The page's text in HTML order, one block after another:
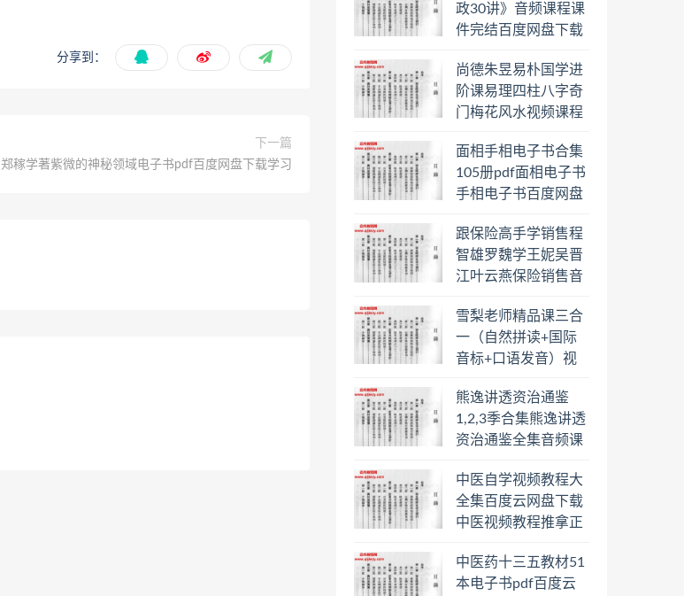
分享到：
下一篇
郑稼学著紫微的神秘领域电子书pdf百度网盘下载学习
政30讲》音频课程课
件完结百度网盘下载
尚德朱昱易朴国学进
阶课易理四柱八字奇
门梅花风水视频课程
学习
面相手相电子书合集
105册pdf面相电子书
手相电子书百度网盘
跟保险高手学销售程
智雄罗魏学王妮吴晋
江叶云燕保险销售音
盘下载学习
雪梨老师精品课三合
一（自然拼读+国际
音标+口语发音）视
载学习
熊逸讲透资治通鉴
1,2,3季合集熊逸讲透
资治通鉴全集音频课
一二三辑合集百度云
网盘下载学习
中医自学视频教程大
全集百度云网盘下载
中医视频教程推拿正
经络脉诊面诊舌诊手
诊私密终身会员百度
中医药十三五教材51
本电子书pdf百度云